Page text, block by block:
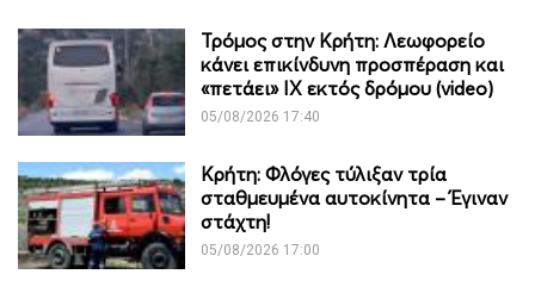
Τρόμος στην Κρήτη: Λεωφορείο
κάνει επικίνδυνη προσπέραση και
«πετάει» ΙΧ εκτός δρόμου (video)
05/08/2026 17:40
Κρήτη: Φλόγες τύλιξαν τρία
σταθμευμένα αυτοκίνητα – Έγιναν
στάχτη!
05/08/2026 17:00